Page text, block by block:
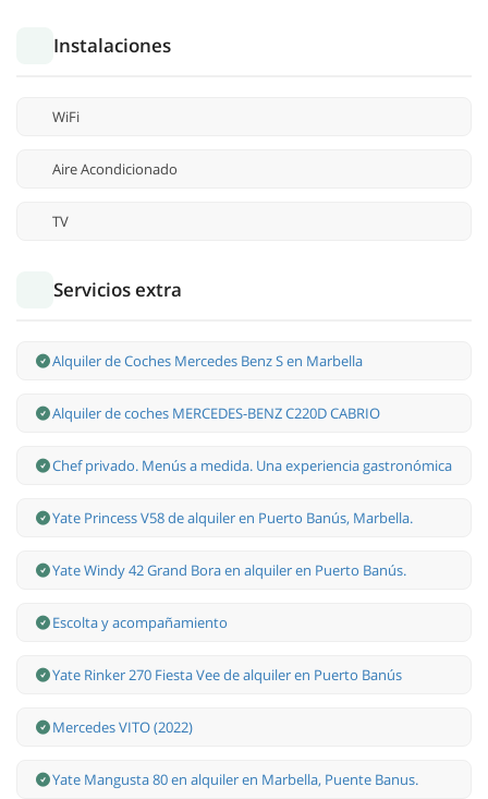
Instalaciones
WiFi
Aire Acondicionado
TV
Servicios extra
Alquiler de Coches Mercedes Benz S en Marbella
Alquiler de coches MERCEDES-BENZ C220D CABRIO
Chef privado. Menús a medida. Una experiencia gastronómica
Yate Princess V58 de alquiler en Puerto Banús, Marbella.
Yate Windy 42 Grand Bora en alquiler en Puerto Banús.
Escolta y acompañamiento
Yate Rinker 270 Fiesta Vee de alquiler en Puerto Banús
Mercedes VITO (2022)
Yate Mangusta 80 en alquiler en Marbella, Puente Banus.